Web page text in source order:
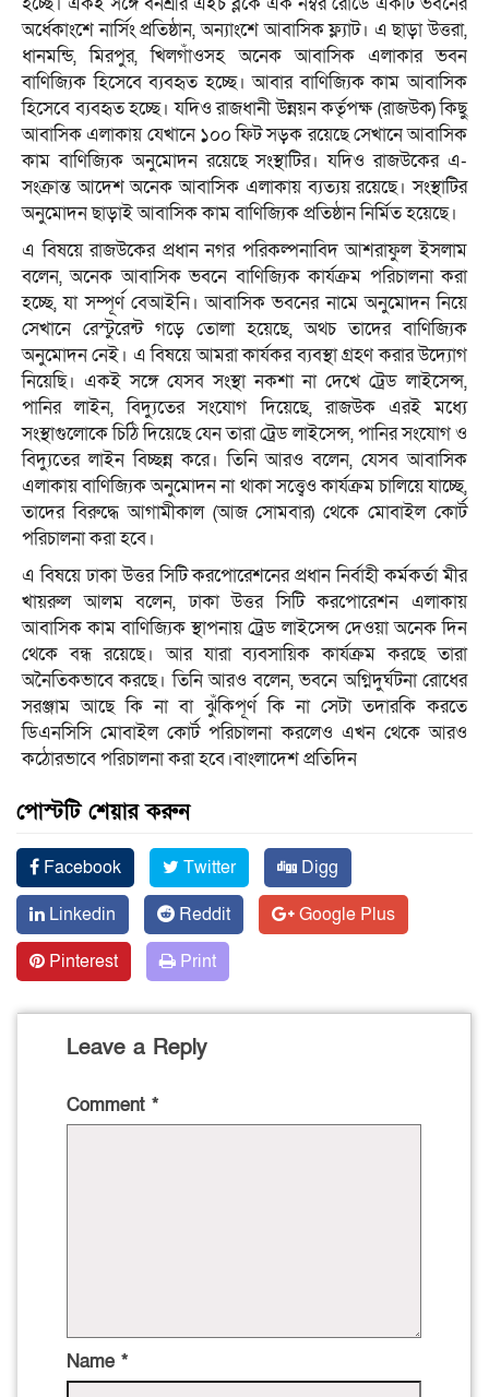
অর্ধেকাংশে নার্সিং প্রতিষ্ঠান, অন্যাংশে আবাসিক ফ্ল্যাট। এ ছাড়া উত্তরা,
ধানমন্ডি, মিরপুর, খিলগাঁওসহ অনেক আবাসিক এলাকার ভবন
বাণিজ্যিক হিসেবে ব্যবহৃত হচ্ছে। আবার বাণিজ্যিক কাম আবাসিক
হিসেবে ব্যবহৃত হচ্ছে। যদিও রাজধানী উন্নয়ন কর্তৃপক্ষ (রাজউক) কিছু
আবাসিক এলাকায় যেখানে ১০০ ফিট সড়ক রয়েছে সেখানে আবাসিক
কাম বাণিজ্যিক অনুমোদন রয়েছে সংস্থাটির। যদিও রাজউকের এ-
সংক্রান্ত আদেশ অনেক আবাসিক এলাকায় ব্যত্যয় রয়েছে। সংস্থাটির
অনুমোদন ছাড়াই আবাসিক কাম বাণিজ্যিক প্রতিষ্ঠান নির্মিত হয়েছে।
এ বিষয়ে রাজউকের প্রধান নগর পরিকল্পনাবিদ আশরাফুল ইসলাম
বলেন, অনেক আবাসিক ভবনে বাণিজ্যিক কার্যক্রম পরিচালনা করা
হচ্ছে, যা সম্পূর্ণ বেআইনি। আবাসিক ভবনের নামে অনুমোদন নিয়ে
সেখানে রেস্টুরেন্ট গড়ে তোলা হয়েছে, অথচ তাদের বাণিজ্যিক
অনুমোদন নেই। এ বিষয়ে আমরা কার্যকর ব্যবস্থা গ্রহণ করার উদ্যোগ
নিয়েছি। একই সঙ্গে যেসব সংস্থা নকশা না দেখে ট্রেড লাইসেন্স,
পানির লাইন, বিদ্যুতের সংযোগ দিয়েছে, রাজউক এরই মধ্যে
সংস্থাগুলোকে চিঠি দিয়েছে যেন তারা ট্রেড লাইসেন্স, পানির সংযোগ ও
বিদ্যুতের লাইন বিচ্ছন্ন করে। তিনি আরও বলেন, যেসব আবাসিক
এলাকায় বাণিজ্যিক অনুমোদন না থাকা সত্ত্বেও কার্যক্রম চালিয়ে যাচ্ছে,
তাদের বিরুদ্ধে আগামীকাল (আজ সোমবার) থেকে মোবাইল কোর্ট
পরিচালনা করা হবে।
এ বিষয়ে ঢাকা উত্তর সিটি করপোরেশনের প্রধান নির্বাহী কর্মকর্তা মীর
খায়রুল আলম বলেন, ঢাকা উত্তর সিটি করপোরেশন এলাকায়
আবাসিক কাম বাণিজ্যিক স্থাপনায় ট্রেড লাইসেন্স দেওয়া অনেক দিন
থেকে বন্ধ রয়েছে। আর যারা ব্যবসায়িক কার্যক্রম করছে তারা
অনৈতিকভাবে করছে। তিনি আরও বলেন, ভবনে অগ্নিদুর্ঘটনা রোধের
সরঞ্জাম আছে কি না বা ঝুঁকিপূর্ণ কি না সেটা তদারকি করতে
ডিএনসিসি মোবাইল কোর্ট পরিচালনা করলেও এখন থেকে আরও
কঠোরভাবে পরিচালনা করা হবে।বাংলাদেশ প্রতিদিন
পোস্টটি শেয়ার করুন
Facebook Twitter
Digg
Linkedin
Reddit
Google Plus
Pinterest
Print
Leave a Reply
Comment *
Name *